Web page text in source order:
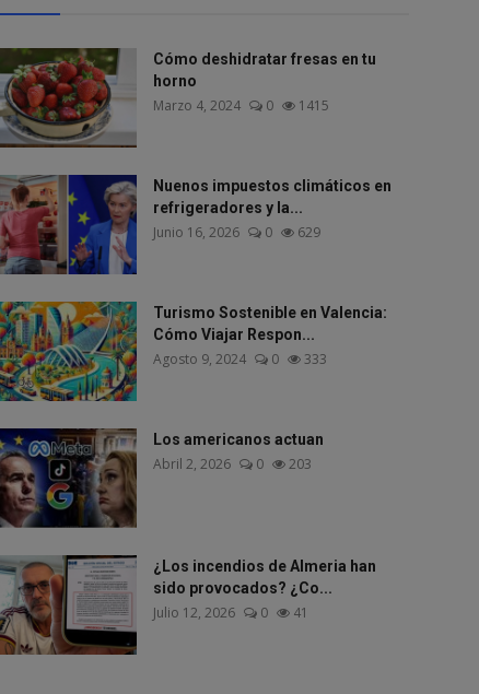
Cómo deshidratar fresas en tu
horno
Marzo 4, 2024 0 1415
Nuenos impuestos climáticos en
refrigeradores y la...
Junio 16, 2026 0 629
Turismo Sostenible en Valencia:
Cómo Viajar Respon...
Agosto 9, 2024 0 333
Los americanos actuan
Abril 2, 2026 0 203
¿Los incendios de Almeria han
sido provocados? ¿Co...
Julio 12, 2026 0 41